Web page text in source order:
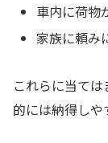
車内に荷物
家族に頼み
これらに当て
的には納得しや